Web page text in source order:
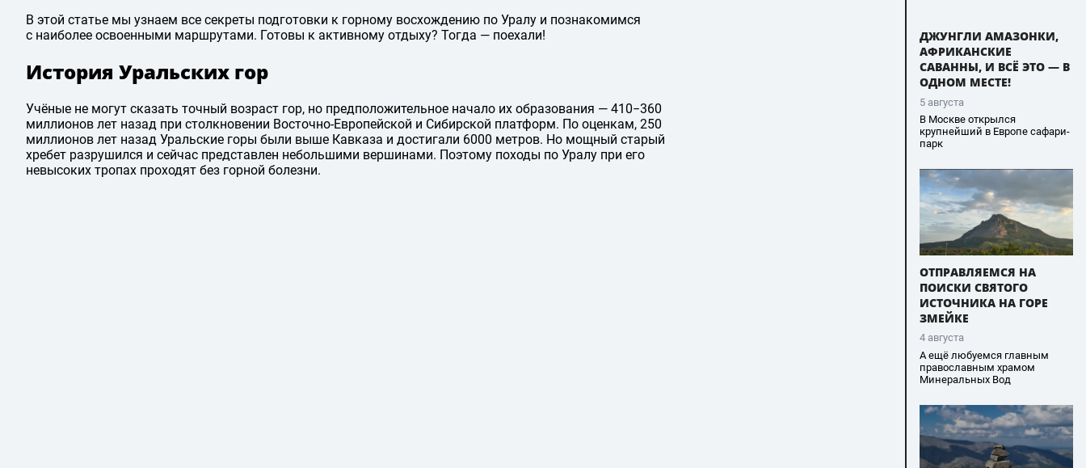
В этой статье мы узнаем все секреты подготовки к горному восхождению по Уралу и познакомимся
с наиболее освоенными маршрутами. Готовы к активному отдыху? Тогда — поехали!
История Уральских гор
Учёные не могут сказать точный возраст гор, но предположительное начало их образования — 410−360
миллионов лет назад при столкновении Восточно-Европейской и Сибирской платформ. По оценкам, 250
миллионов лет назад Уральские горы были выше Кавказа и достигали 6000 метров. Но мощный старый
хребет разрушился и сейчас представлен небольшими вершинами. Поэтому походы по Уралу при его
невысоких тропах проходят без горной болезни.
ДЖУНГЛИ АМАЗОНКИ,
АФРИКАНСКИЕ
САВАННЫ, И ВСЁ ЭТО — В
ОДНОМ МЕСТЕ!
5 августа
В Москве открылся
крупнейший в Европе сафари-
парк
ОТПРАВЛЯЕМСЯ НА
ПОИСКИ СВЯТОГО
ИСТОЧНИКА НА ГОРЕ
ЗМЕЙКЕ
4 августа
А ещё любуемся главным
православным храмом
Минеральных Вод